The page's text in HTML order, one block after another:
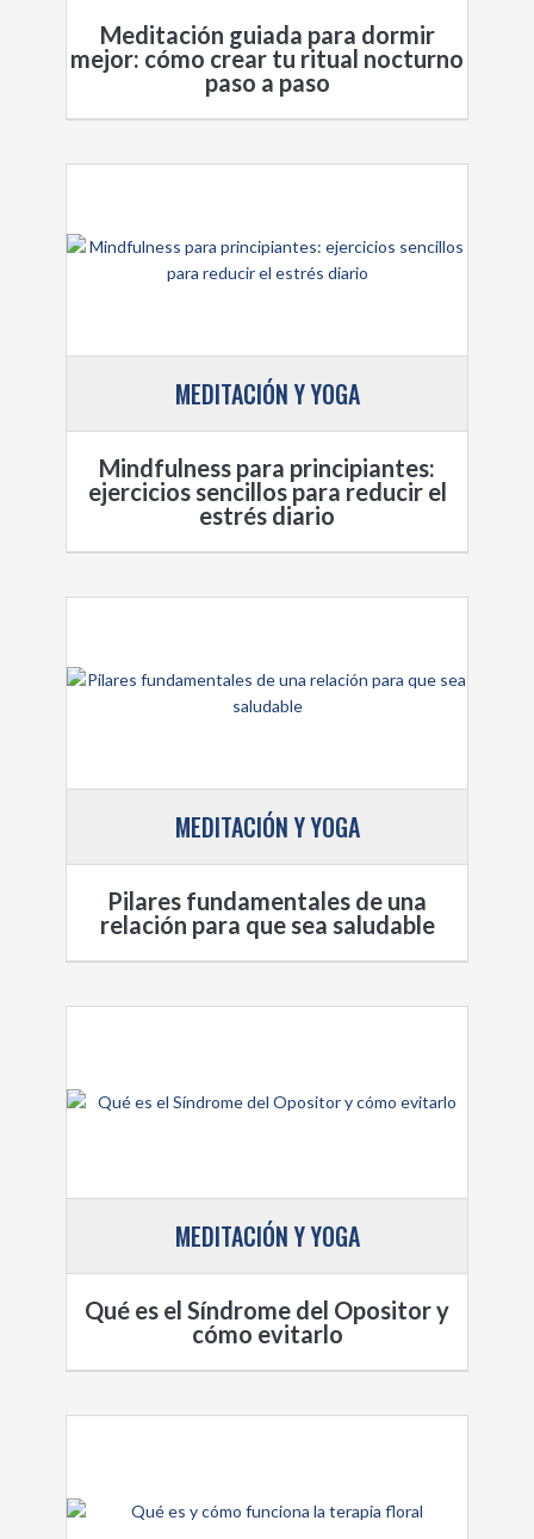
Meditación guiada para dormir
mejor: cómo crear tu ritual nocturno
paso a paso
MEDITACIÓN Y YOGA
Mindfulness para principiantes:
ejercicios sencillos para reducir el
estrés diario
MEDITACIÓN Y YOGA
Pilares fundamentales de una
relación para que sea saludable
MEDITACIÓN Y YOGA
Qué es el Síndrome del Opositor y
cómo evitarlo